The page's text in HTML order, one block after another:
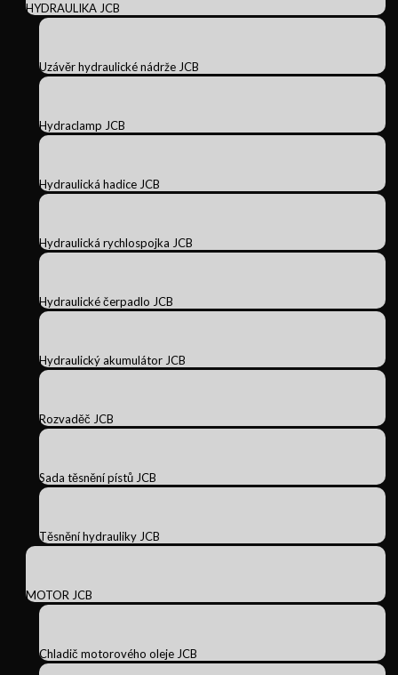
HYDRAULIKA JCB
Uzávěr hydraulické nádrže JCB
Hydraclamp JCB
Hydraulická hadice JCB
Hydraulická rychlospojka JCB
Hydraulické čerpadlo JCB
Hydraulický akumulátor JCB
Rozvaděč JCB
Sada těsnění pístů JCB
Těsnění hydrauliky JCB
MOTOR JCB
Chladič motorového oleje JCB